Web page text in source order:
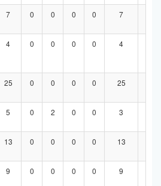
7 0 0 0 0 7
4 0 0 0 0 4
25 0 0 0 0 25
5 0 2 0 0 3
13 0 0 0 0 13
9 0 0 0 0 9